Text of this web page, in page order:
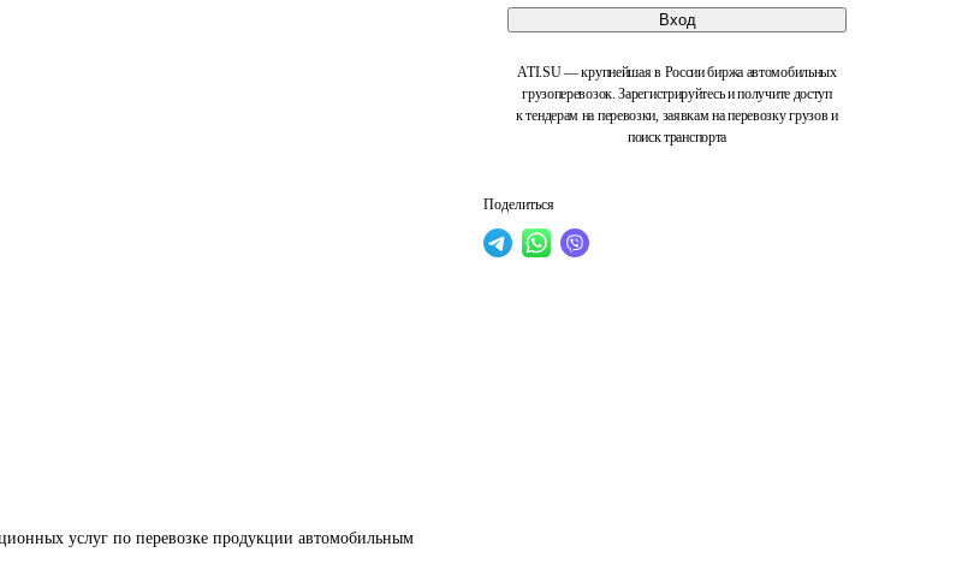
Вход
ATI.SU — крупнейшая в России биржа автомобильных
грузоперевозок. Зарегистрируйтесь и получите доступ
к тендерам на перевозки, заявкам на перевозку грузов и
поиск транспорта
Поделиться
услуг по перевозке продукции автомобильным